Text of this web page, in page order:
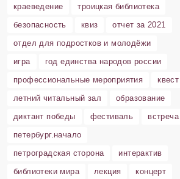
краеведение
троицкая библиотека
безопасность
квиз
отчет за 2021
отдел для подростков и молодёжи
игра
год единства народов россии
профессиональные мероприятия
квест
летний читальный зал
образование
диктант победы
фестиваль
встреча
петербург.начало
петроградская сторона
интерактив
библиотеки мира
лекция
концерт